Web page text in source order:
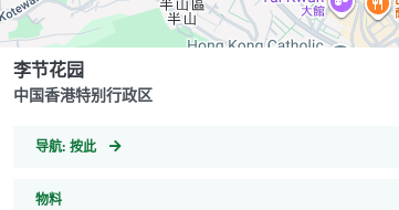
李节花园
中国香港特别行政区
导航: GeoCoordinates
按此
物料